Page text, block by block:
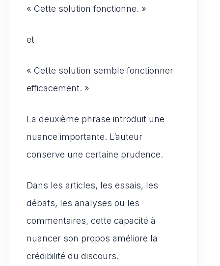
« Cette solution fonctionne. »
et
« Cette solution semble fonctionner
efficacement. »
La deuxième phrase introduit une
nuance importante. L’auteur
conserve une certaine prudence.
Dans les articles, les essais, les
débats, les analyses ou les
commentaires, cette capacité à
nuancer son propos améliore la
crédibilité du discours.